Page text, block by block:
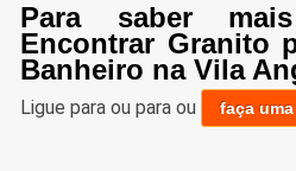
Para saber
Encontrar Granito
Banheiro na Vila
Ligue paraou paraou faça